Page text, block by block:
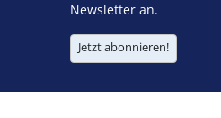
Newsletter an.
Jetzt abonnieren!